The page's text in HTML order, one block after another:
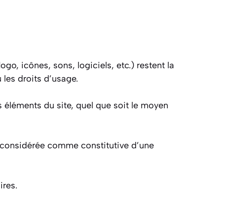
icônes, sons, logiciels, etc.) restent la
droits d’usage.
du site, quel que soit le moyen
comme constitutive d’une